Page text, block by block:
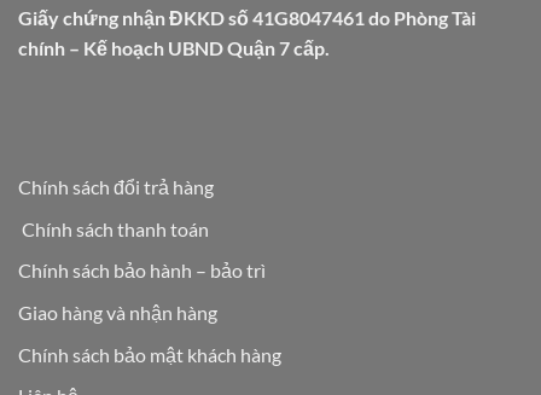
Giấy chứng nhận ĐKKD số 41G8047461 do Phòng Tài
chính – Kế hoạch UBND Quận 7 cấp.
Chính sách đổi trả hàng
Chính sách thanh toán
Chính sách bảo hành – bảo trì
Giao hàng và nhận hàng
Chính sách bảo mật khách hàng